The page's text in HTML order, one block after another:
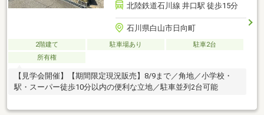
北陸鉄道石川線 井口駅 徒歩15分
石川県白山市日向町
2階建て 駐車場あり
駐車2台
所有権
【見学会開催】【期間限定現況販売】8/9まで／角地／小学校・
駅・スーパー徒歩10分以内の便利な立地／駐車並列2台可能